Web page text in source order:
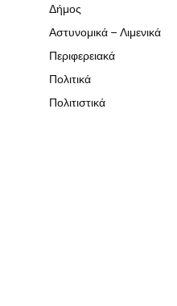
Δήμος
Αστυνομικά – Λιμενικά
Περιφερειακά
Πολιτικά
Πολιτιστικά